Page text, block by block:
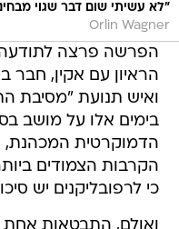
"לא עשיתי שום דבר שגוי
Orlin Wagner
הפרשה פרצה לתודעה
הראיון עם אקין, חבר
ואיש תנועת "מסיבת
בימים אלו על מושב
הדמוקרטית המכהנת,
הקרבות הצמודים
כי לרפובליקנים יש